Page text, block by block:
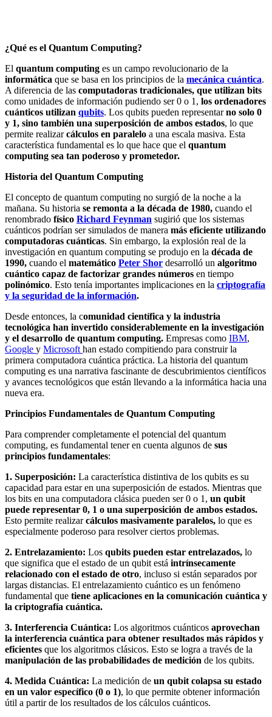
¿Qué es el Quantum Computing?
El quantum computing es un campo revolucionario de la
informática que se basa en los principios de la mecánica cuántica.
A diferencia de las computadoras tradicionales, que utilizan bits
como unidades de información pudiendo ser 0 o 1, los ordenadores
cuánticos utilizan qubits. Los qubits pueden representarno solo 0
y 1, sino también una superposición de ambos estados, lo que
permite realizarcálculos en paralelo a una escala masiva. Esta
característica fundamental es lo que hace que el quantum
computing sea tan poderoso y prometedor.
Historia del Quantum Computing
El concepto de quantum computing no surgió de la noche a la
mañana. Su historia se remonta a la década de 1980, cuando el
renombrado físico Richard Feynman sugirió que los sistemas
cuánticos podrían ser simulados de manera más eficiente utilizando
computadoras cuánticas. Sin embargo, la explosión real de la
investigación en quantum computing se produjo en la década de
1990, cuando el matemático Peter Shor desarrolló un algoritmo
cuántico capaz de factorizar grandes números en tiempo
polinómico. Esto tenía importantes implicaciones en la criptografía
y la seguridad de la información.
Desde entonces, la comunidad científica y la industria
tecnológica han invertido considerablemente en la investigación
y el desarrollo de quantum computing. Empresas como IBM,
Google y Microsoft han estado compitiendo para construir la
primera computadora cuántica práctica. La historia del quantum
computing es una narrativa fascinante de descubrimientos científicos
y avances tecnológicos que están llevando a la informática hacia una
nueva era.
Principios Fundamentales de Quantum Computing
Para comprender completamente el potencial del quantum
computing, es fundamental tener en cuenta algunos de sus
principios fundamentales:
1. Superposición: La característica distintiva de los qubits es su
capacidad para estar en una superposición de estados. Mientras que
los bits en una computadora clásica pueden ser 0 o 1, un qubit
puede representar 0, 1 o una superposición de ambos estados.
Esto permite realizarcálculos masivamente paralelos, lo que es
especialmente poderoso para resolver ciertos problemas.
2. Entrelazamiento: Los qubits pueden estar entrelazados, lo
que significa que el estado de un qubit está intrínsecamente
relacionado con el estado de otro, incluso si están separados por
largas distancias. El entrelazamiento cuántico es un fenómeno
fundamental que tiene aplicaciones en la comunicación cuántica y
la criptografía cuántica.
3. Interferencia Cuántica: Los algoritmos cuánticos aprovechan
la interferencia cuántica para obtener resultados más rápidos y
eficientes que los algoritmos clásicos. Esto se logra a través de la
manipulación de las probabilidades de medición de los qubits.
4. Medida Cuántica: La medición de un qubit colapsa su estado
en un valor específico (0 o 1), lo que permite obtener información
útil a partir de los resultados de los cálculos cuánticos.